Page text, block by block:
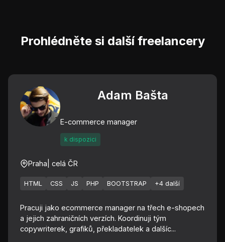
Prohlédněte si další freelancery
Adam Bašta
E-commerce manager
k dispozici
Praha | celá ČR
HTML CSS JS PHP BOOTSTRAP +4 další
Pracuji jako ecommerce manager na třech e-shopech
a jejich zahraničních verzích. Koordinuji tým
copywriterek, grafiků, překladatelek a dalšíc...